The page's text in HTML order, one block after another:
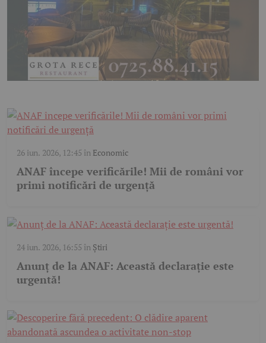
26 iun. 2026, 12:45 în Economic
ANAF începe verificările! Mii de români vor
primi notificări de urgență
24 iun. 2026, 16:55 în Știri
Anunț de la ANAF: Această declarație este
urgentă!